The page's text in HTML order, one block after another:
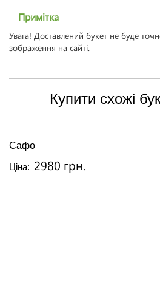
Примітка
Увага! Доставлений букет не буде
зображення на сайті.
Купити схожі
Сафо
Ціна: 2980 грн.